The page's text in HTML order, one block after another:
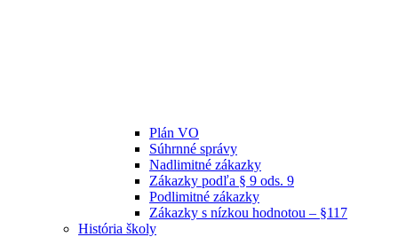
Plán VO
Súhrnné správy
Nadlimitné zákazky
Zákazky podľa § 9 ods. 9
Podlimitné zákazky
Zákazky s nízkou hodnotou – §117
História školy